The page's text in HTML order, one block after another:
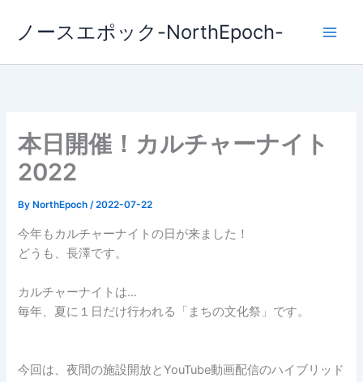
ス
ノースエポック-NorthEpoch-
本日開催！カルチャーナイト
2022
By NorthEpoch/2022-07-22
今年もカルチャーナイトの日が来ました！
どうも、長澤です。
カルチャーナイトは…
毎年、夏に１日だけ行われる「まちの文化祭」です。
今回は、夜間の施設開放とYouTube動画配信のハイブリッド